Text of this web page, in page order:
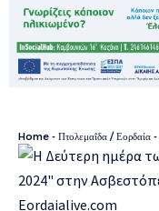
Home - Πτολεμαΐδα / Εορδαία -